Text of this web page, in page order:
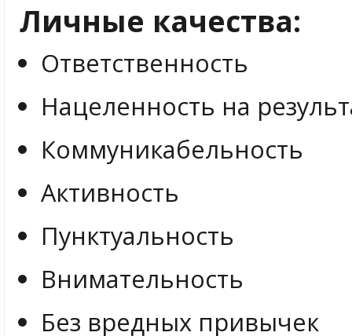
Личные качества:
Ответственность
Нацеленность на
Коммуникабельность
Активность
Пунктуальность
Внимательность
Без вредных привычек